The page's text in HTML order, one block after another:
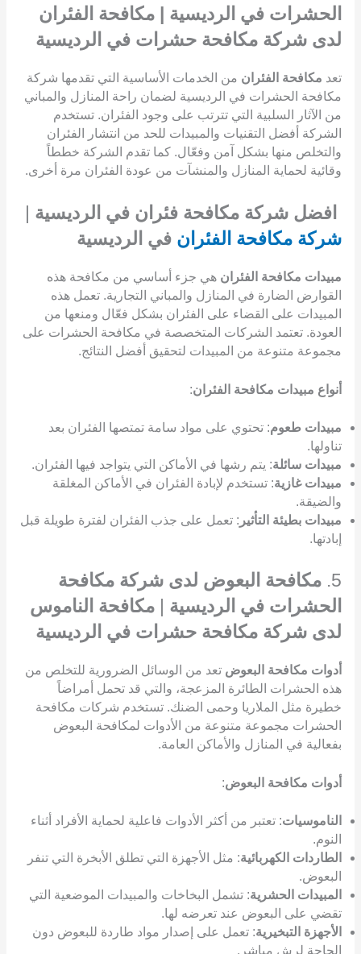
الحشرات في الرديسية | مكافحة الفئران
لدى شركة مكافحة حشرات في الرديسية
تعد مكافحة الفئران من الخدمات الأساسية التي تقدمها شركة
مكافحة الحشرات في الرديسية لضمان راحة المنازل والمباني
من الآثار السلبية التي تترتب على وجود الفئران. تستخدم
الشركة أفضل التقنيات والمبيدات للحد من انتشار الفئران
والتخلص منها بشكل آمن وفعّال. كما تقدم الشركة خططاً
وقائية لحماية المنازل والمنشآت من عودة الفئران مرة أخرى.
افضل شركة مكافحة فئران في الرديسية |
شركة مكافحة الفئران في الرديسية
مبيدات مكافحة الفئران هي جزء أساسي من مكافحة هذه
القوارض الضارة في المنازل والمباني التجارية. تعمل هذه
المبيدات على القضاء على الفئران بشكل فعّال ومنعها من
العودة. تعتمد الشركات المتخصصة في مكافحة الحشرات على
مجموعة متنوعة من المبيدات لتحقيق أفضل النتائج.
أنواع مبيدات مكافحة الفئران:
مبيدات طعوم: تحتوي على مواد سامة تمتصها الفئران بعد
تناولها.
مبيدات سائلة: يتم رشها في الأماكن التي يتواجد فيها الفئران.
مبيدات غازية: تستخدم لإبادة الفئران في الأماكن المغلقة
والضيقة.
مبيدات بطيئة التأثير : تعمل على جذب الفئران لفترة طويلة قبل
إبادتها.
5. مكافحة البعوض لدى شركة مكافحة
الحشرات في الرديسية | مكافحة الناموس
لدى شركة مكافحة حشرات في الرديسية
أدوات مكافحة البعوض تعد من الوسائل الضرورية للتخلص من
هذه الحشرات الطائرة المزعجة، والتي قد تحمل أمراضاً
خطيرة مثل الملاريا وحمى الضنك. تستخدم شركات مكافحة
الحشرات مجموعة متنوعة من الأدوات لمكافحة البعوض
بفعالية في المنازل والأماكن العامة.
أدوات مكافحة البعوض:
الناموسيات: تعتبر من أكثر الأدوات فاعلية لحماية الأفراد أثناء
النوم.
الطاردات الكهربائية: مثل الأجهزة التي تطلق الأبخرة التي تنفر
البعوض.
المبيدات الحشرية: تشمل البخاخات والمبيدات الموضعية التي
تقضي على البعوض عند تعرضه لها.
الأجهزة التبخيرية: تعمل على إصدار مواد طاردة للبعوض دون
الحاجة لرش مباشر.